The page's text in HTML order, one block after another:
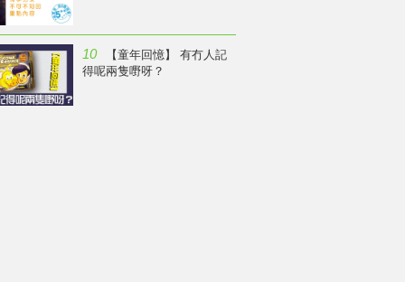
10
【童年回憶】 有冇人記
得呢兩隻嘢呀？